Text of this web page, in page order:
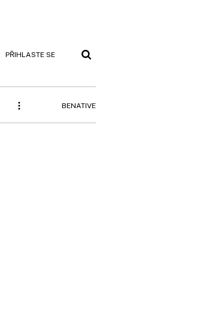
PŘIHLASTE SE
BENATIVE